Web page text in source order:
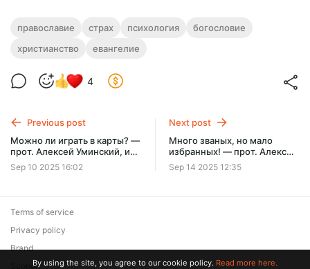
православие страх психология
богословие
христианство
евангелие
4
Previous post
Можно ли играть в карты? —
прот. Алексей Уминский, из
эфира 28.08.25
Sep 10 2025 16:02
Next post
Много званых, но мало
избранных! — прот. Алексей
Уминский, проповедь
14.09.25
Sep 14 2025 12:35
Terms of service
Privacy policy
Brand
SupportBy using the site, you agree to our cookie policy. Read more here.